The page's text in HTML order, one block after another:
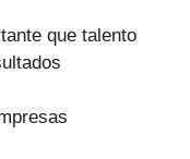
que talento